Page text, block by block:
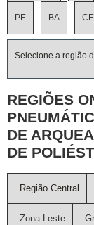
PE BA CE
Selecione a região
REGIÕES
DE
DE
Região Central
Zona Leste